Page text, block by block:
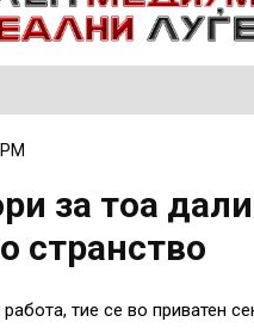
за тоа
странство
тие се во приватен